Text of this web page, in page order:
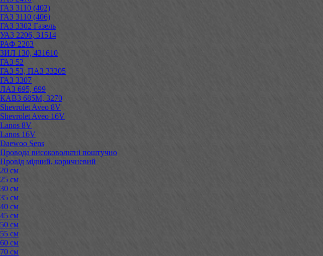
ГАЗ 3110 (402)
ГАЗ 3110 (406)
ГАЗ 3302 Газель
УАЗ 2206, 31514
РАФ 2203
ЗИЛ 130, 431610
ГАЗ 52
ГАЗ 53, ПАЗ 33205
ГАЗ 3307
ЛАЗ 695, 699
КАВЗ 685М, 3270
Shevrolet Aveo 8V
Shevrolet Aveo 16V
Lanos 8V
Lanos 16V
Daewoo Sens
Провода високовольтні поштучно
Провід мідний, коричневий
20 см
25 см
30 см
35 см
40 см
45 см
50 см
55 см
60 см
70 см